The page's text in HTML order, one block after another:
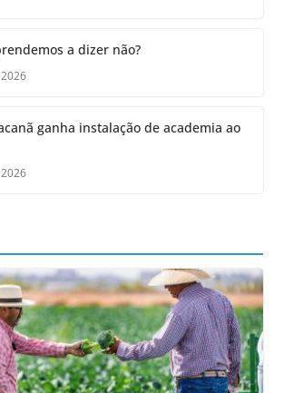
a dizer não?
ganha instalação de academia ao